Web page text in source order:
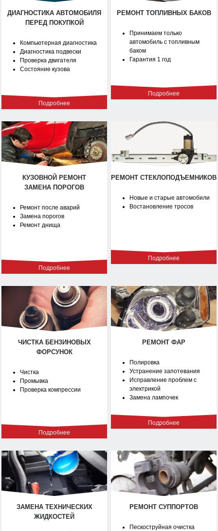
ДИАГНОСТИКА АВТОМОБИЛЯ
ПЕРЕД ПОКУПКОЙ
Компьютерная диагностика
Диагностика подвески
Проверка двигателя
Состояние кузова
Подробнее
РЕМОНТ ТОПЛИВНЫХ БАКОВ
Принимаем только
автомобиль с топливным
баком
Гарантия 1 год
Подробнее
КУЗОВНОЙ РЕМОНТ
ЗАМЕНА ПОРОГОВ
Ремонт после аварий
Замена порогов
Ремонт днища
Подробнее
РЕМОНТ СТЕКЛОПОДЪЕМНИКОВ
Новые и старые автомобили
Востановление тросов
Подробнее
ЧИСТКА БЕНЗИНОВЫХ
ФОРСУНОК
Чистка
Промывка
Проверка компрессии
Подробнее
РЕМОНТ ФАР
Полировка
Устранение запотевания
Исправление проблем с
электрикой
Замена лампочек
Подробнее
ЗАМЕНА ТЕХНИЧЕСКИХ
ЖИДКОСТЕЙ
РЕМОНТ СУППОРТОВ
Пескоструйная очистка